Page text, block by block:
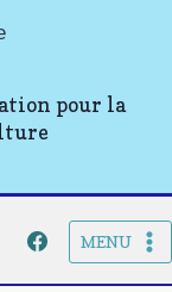
pour la
MENU